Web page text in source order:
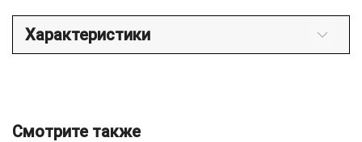
Характеристики
Смотрите также